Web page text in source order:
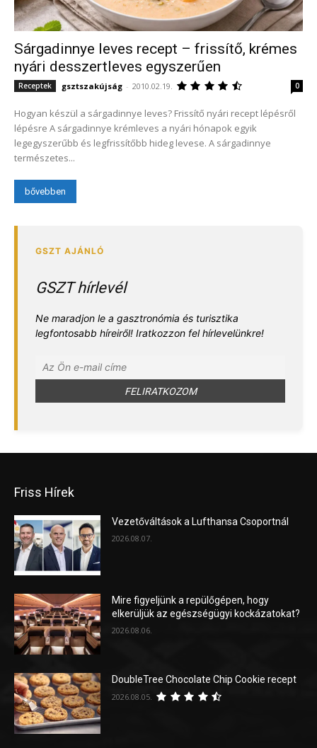
Sárgadinnye leves recept – frissítő, krémes
nyári desszertleves egyszerűen
Receptek gsztszakújság - 2010.02.19. 0
Hogyan készül a sárgadinnye leves? Frissítő nyári recept lépésről
lépésre A sárgadinnye krémleves a nyári hónapok egyik
legegyszerűbb és legfrissítőbb hideg levese. A sárgadinnye
természetes...
bővebben
GSZT hírlevél
Ne maradjon le a gasztronómia és turisztika
legfontosabb híreiről! Iratkozzon fel hírlevelünkre!
Friss Hírek
Vezetőváltások a Lufthansa Csoportnál
2026.08.07.
Mire figyeljünk a repülőgépen, hogy
elkerüljük az egészségügyi kockázatokat?
2026.08.06.
DoubleTree Chocolate Chip Cookie recept
2026.08.05.